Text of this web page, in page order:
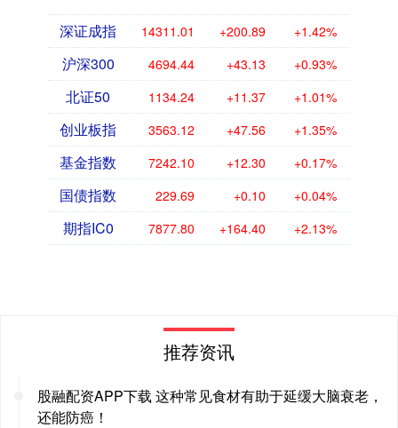
深证成指 14311.01 +200.89 +1.42%
沪深300 4694.44 +43.13 +0.93%
北证50 1134.24 +11.37 +1.01%
创业板指 3563.12 +47.56 +1.35%
基金指数 7242.10 +12.30 +0.17%
国债指数 229.69 +0.10 +0.04%
期指IC0 7877.80 +164.40 +2.13%
推荐资讯
股融配资APP下载 这种常见食材有助于延缓大脑衰老，
还能防癌！